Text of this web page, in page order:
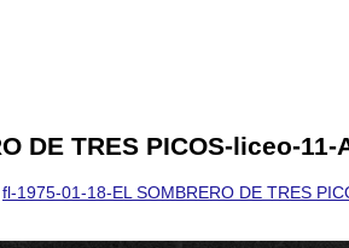
DE TRES PICOS-liceo-
fl-1975-01-18-EL SOMBRERO DE TRES